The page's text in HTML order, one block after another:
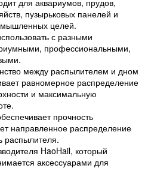
для аквариумов, прудов,
пузырьковых панелей и
целей.
с разными
профессиональными,
между распылителем и дном
равномерное распределение
и максимальную
прочность
направленное распределение
распылителя.
HaoHail, который
аксессуарами для